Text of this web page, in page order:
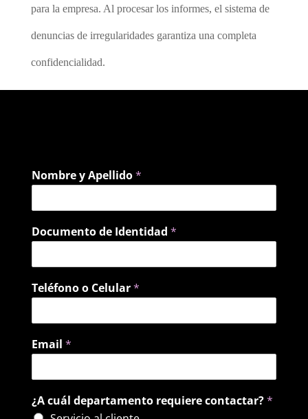
para la empresa. Al procesar los informes, el sistema de
denuncias de irregularidades garantiza una completa
confidencialidad.
Nombre y Apellido*
Documento de Identidad *
Teléfono o Celular*
Email *
¿A cuál departamento requiere contactar?*